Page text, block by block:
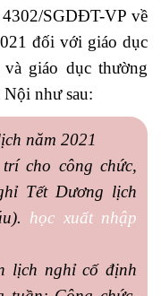
SGDĐT-VP về
đối với giáo dục
giáo dục thường
như sau:
năm 2021
cho công chức,
Tết Dương lịch
học xuất nhập
lịch nghỉ cố định